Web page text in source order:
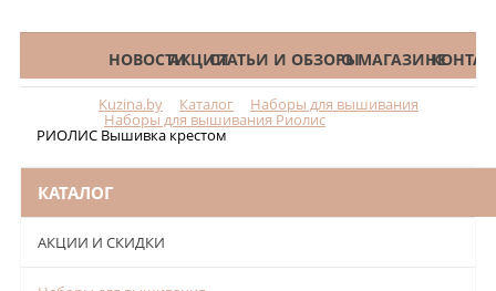
КАТАЛОГНОВОСТИАКЦИИСТАТЬИ И ОБЗОРЫО МАГАЗИНЕ
Kuzina.by Каталог Наборы для вышивания
Наборы для вышивания Риолис
РИОЛИС Вышивка крестом
КАТАЛОГ
АКЦИИ И СКИДКИ